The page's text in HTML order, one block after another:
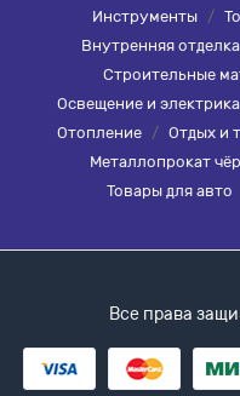
Инструменты /
Внутренняя отделка
Строительные
Освещение и электрика
Отопление / Отдых и
Металлопрокат
Товары для авто
Все права